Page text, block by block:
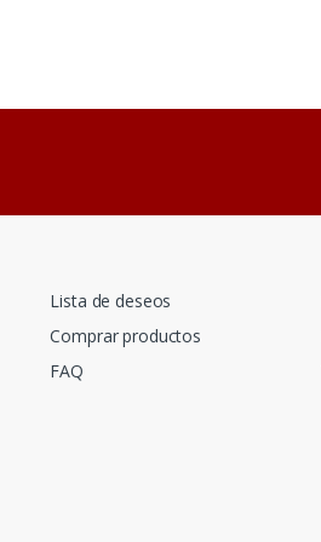
Lista de deseos
Comprar productos
FAQ